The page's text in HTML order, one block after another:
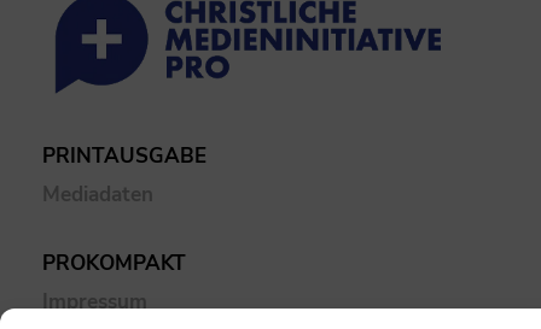
PRINTAUSGABE
Mediadaten
PROKOMPAKT
Impressum